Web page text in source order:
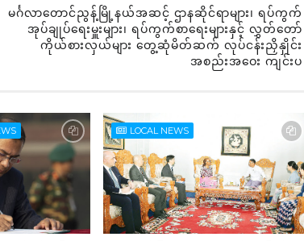
မင်္ဂလာတောင်ညွန့်မြို့နယ်အဆင့် ဌာနဆိုင်ရာများ၊ ရပ်ကွက်
အုပ်ချုပ်ရေးမှူးများ၊ ရပ်ကွက်စာရေးများနှင့် လွှတ်တော်
ကိုယ်စားလှယ်များ တွေ့ဆုံမိတ်ဆက် လုပ်ငန်းညှိနှိုင်း
အစည်းအဝေး ကျင်းပ
LOCAL NEWS